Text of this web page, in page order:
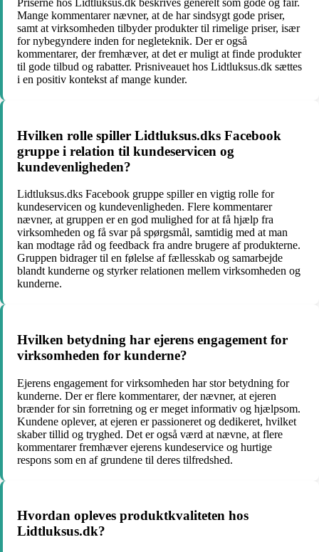
Mange kommentarer nævner, at de har sindsygt gode priser,
samt at virksomheden tilbyder produkter til rimelige priser, især
for nybegyndere inden for negleteknik. Der er også
kommentarer, der fremhæver, at det er muligt at finde produkter
til gode tilbud og rabatter. Prisniveauet hos Lidtluksus.dk sættes
i en positiv kontekst af mange kunder.
Hvilken rolle spiller Lidtluksus.dks Facebook
gruppe i relation til kundeservicen og
kundevenligheden?
Lidtluksus.dks Facebook gruppe spiller en vigtig rolle for
kundeservicen og kundevenligheden. Flere kommentarer
nævner, at gruppen er en god mulighed for at få hjælp fra
virksomheden og få svar på spørgsmål, samtidig med at man
kan modtage råd og feedback fra andre brugere af produkterne.
Gruppen bidrager til en følelse af fællesskab og samarbejde
blandt kunderne og styrker relationen mellem virksomheden og
kunderne.
Hvilken betydning har ejerens engagement for
virksomheden for kunderne?
Ejerens engagement for virksomheden har stor betydning for
kunderne. Der er flere kommentarer, der nævner, at ejeren
brænder for sin forretning og er meget informativ og hjælpsom.
Kundene oplever, at ejeren er passioneret og dedikeret, hvilket
skaber tillid og tryghed. Det er også værd at nævne, at flere
kommentarer fremhæver ejerens kundeservice og hurtige
respons som en af grundene til deres tilfredshed.
Hvordan opleves produktkvaliteten hos
Lidtluksus.dk?